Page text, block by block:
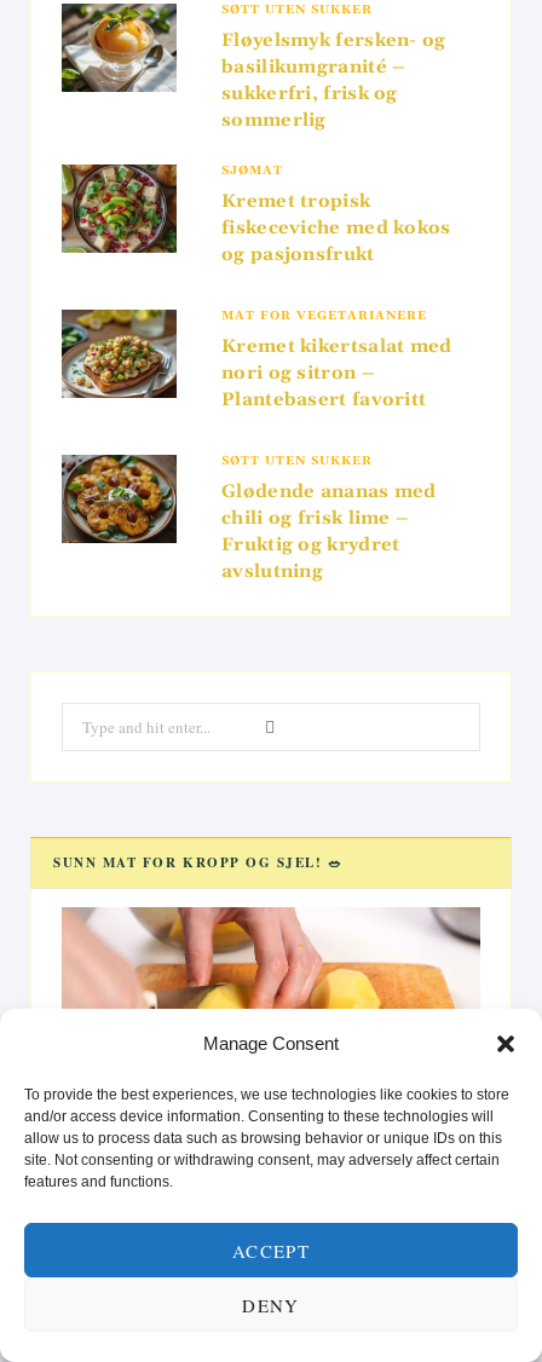
Manage Consent
To provide the best experiences, we use technologies like cookies to store
and/or access device information. Consenting to these technologies will
allow us to process data such as browsing behavior or unique IDs on this
site. Not consenting or withdrawing consent, may adversely affect certain
features and functions.
ACCEPT
DENY
SØTT UTEN SUKKER
Fløyelsmyk fersken- og
basilikumgranité –
sukkerfri, frisk og
sommerlig
SJØMAT
Kremet tropisk
fiskeceviche med kokos
og pasjonsfrukt
MAT FOR VEGETARIANERE
Kremet kikertsalat med
nori og sitron –
Plantebasert favoritt
SØTT UTEN SUKKER
Glødende ananas med
chili og frisk lime –
Fruktig og krydret
avslutning
for:
SUNN MAT FOR KROPP OG SJEL! 🥗
Videoavspiller
00:00 00:25
La deg inspirere av oppskrifter som gir glede på tallerkenen
og styrke i hverdagen. Enten du er ute etter raske løsninger
eller vil prøve noe nytt, er vi her for å hjelpe deg med å nå
dine helse- og livsstilsmål.”